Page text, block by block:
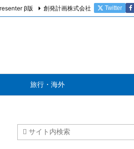
旅行・海外
β版 創発計画株式会社 Twitter